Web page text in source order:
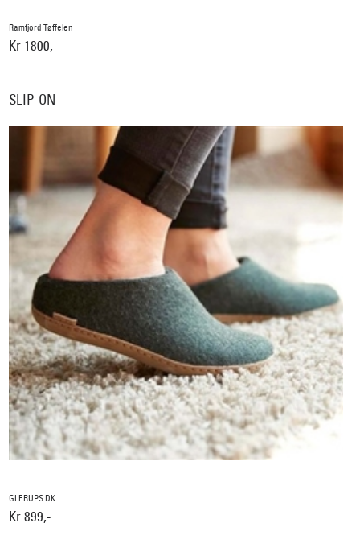
Ramfjord Tøffelen
Kr 1800,-
SLIP-ON
GLERUPS DK
Kr 899,-